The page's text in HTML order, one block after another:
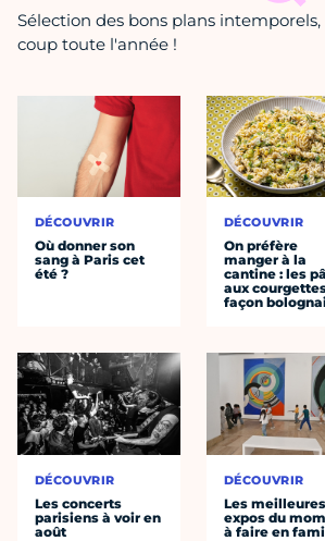
Sélection des bons plans
coup toute l'année !
DÉCOUVRIR
Où donner son
sang à Paris cet
été ?
DÉCOUVRIR
Les concerts
parisiens à voir en
août
DÉCOUVRIR
On préfère
manger à la
cantine : les
aux
façon
DÉCOUVRIR
Les meilleures
expos du
à faire en